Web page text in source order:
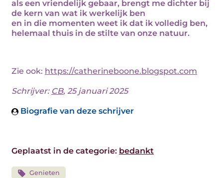
als een vriendelijk gebaar, brengt me dichter bij
de kern van wat ik werkelijk ben
en in die momenten weet ik dat ik volledig ben,
helemaal thuis in de stilte van onze natuur.
Zie ook: https://catherineboone.blogspot.com
Schrijver: CB, 25 januari 2025
Biografie van deze schrijver
Geplaatst in de categorie: bedankt
Genieten